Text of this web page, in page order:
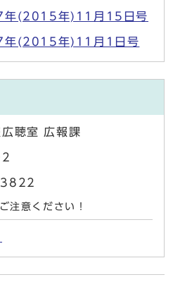
年(2015年)11月15日号
年(2015年)11月1日号
聴室 広報課
注意ください！